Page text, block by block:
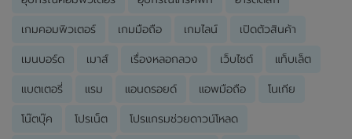
เกมคอมพิวเตอร์ เกมมือถือ เกมไลน์ เปิดตัวสินค้า
เมนบอร์ด เมาส์ เรื่องหลอกลวง เว็บไซต์ แท็บเล็ต
แบตเตอรี่ แรม แอนดรอยด์ แอพมือถือ โนเกีย
โน๊ตบุ๊ค โปรเน็ต โปรแกรมช่วยดาวน์โหลด